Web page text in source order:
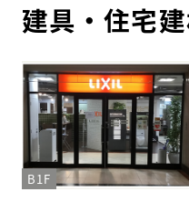
建具・住宅
B1F